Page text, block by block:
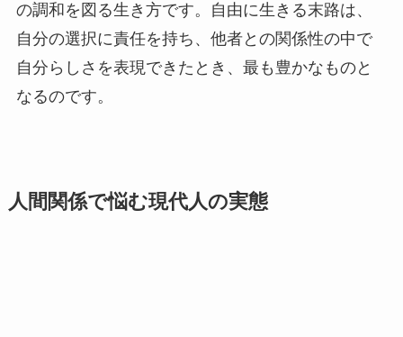
の調和を図る生き方です。自由に生きる末路は、
自分の選択に責任を持ち、他者との関係性の中で
自分らしさを表現できたとき、最も豊かなものと
なるのです。
人間関係で悩む現代人の実態